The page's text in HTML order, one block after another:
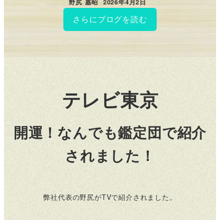
投稿日
さらにブログを読む
テレビ東京
開運！なんでも鑑定団で紹介
されました！
弊社代表の野尻がTVで紹介されました。